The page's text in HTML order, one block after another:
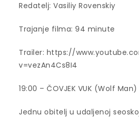
Redatelj: Vasiliy Rovenskiy
Trajanje filma: 94 minute
Trailer: https://
v=vezAn4Cs8I4
19:00 – ČOVJEK VUK (Wolf Man)
Jednu obitelj u udaljenoj